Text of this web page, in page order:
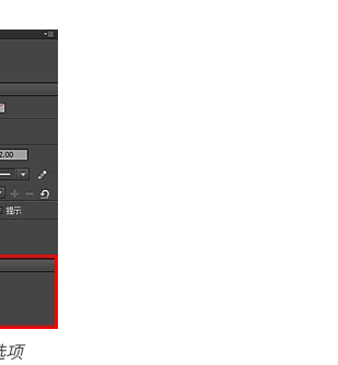
项